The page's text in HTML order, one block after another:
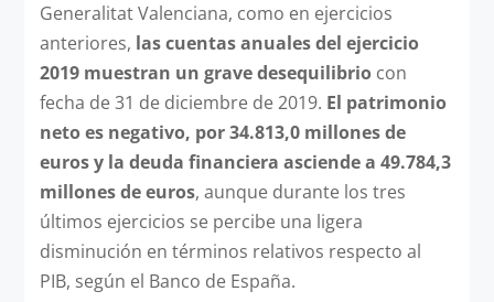
Generalitat Valenciana, como en ejercicios
anteriores, las cuentas anuales del ejercicio
2019 muestran un grave desequilibriocon
fecha de 31 de diciembre de 2019. El patrimonio
neto es negativo, por 34.813,0 millones de
euros y la deuda financiera asciende a 49.784,3
millones de euros, aunque durante los tres
últimos ejercicios se percibe una ligera
disminución en términos relativos respecto al
PIB, según el Banco de España.